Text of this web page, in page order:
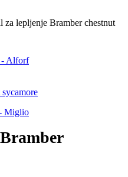
za lepljenje Bramber chestnut
- Alforf